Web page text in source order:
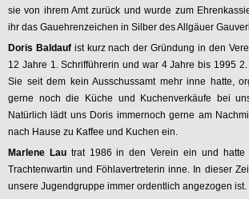
sie von ihrem Amt zurück und wurde zum
ihr das Gauehrenzeichen in Silber des Allgäuer
Doris Baldauf ist kurz nach der Gründung in den
12 Jahre 1. Schrifführerin und war 4 Jahre bis 1995
Sie seit dem kein Ausschussamt mehr inne hatte,
gerne noch die Küche und Kuchenverkäufe bei
Natürlich lädt uns Doris immernoch gerne am
nach Hause zu Kaffee und Kuchen ein.
Marlene Lau trat 1986 in den Verein ein und
Trachtenwartin und Föhlavertreterin inne. In dieser
unsere Jugendgruppe immer ordentlich angezogen